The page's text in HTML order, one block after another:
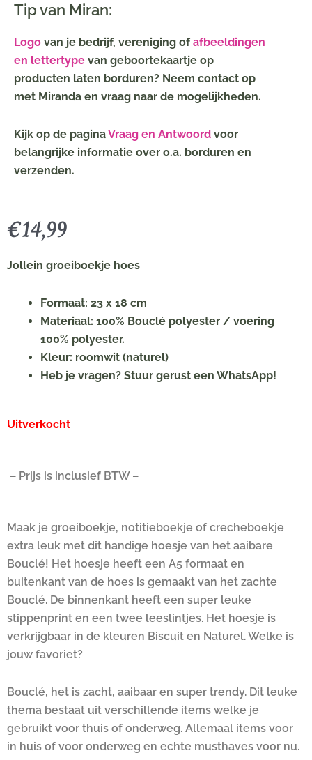
Tip van Miran:
Logo van je bedrijf, vereniging ofafbeeldingen
en lettertype van geboortekaartje op
producten laten borduren? Neem contact op
met Miranda en vraag naar de mogelijkheden.
Kijk op de paginaVraag en Antwoord voor
belangrijke informatie over o.a. borduren en
verzenden.
€14,99
Jollein groeiboekje hoes
Formaat: 23 x 18 cm
Materiaal: 100% Bouclé polyester / voering
100% polyester.
Kleur: roomwit (naturel)
Heb je vragen? Stuur gerust een WhatsApp!
Uitverkocht
– Prijs is inclusief BTW –
Maak je groeiboekje, notitieboekje of crecheboekje
extra leuk met dit handige hoesje van het aaibare
Bouclé! Het hoesje heeft een A5 formaat en
buitenkant van de hoes is gemaakt van het zachte
Bouclé. De binnenkant heeft een super leuke
stippenprint en een twee leeslintjes. Het hoesje is
verkrijgbaar in de kleuren Biscuit en Naturel. Welke is
jouw favoriet?
Bouclé, het is zacht, aaibaar en super trendy. Dit leuke
thema bestaat uit verschillende items welke je
gebruikt voor thuis of onderweg. Allemaal items voor
in huis of voor onderweg en echte musthaves voor nu.